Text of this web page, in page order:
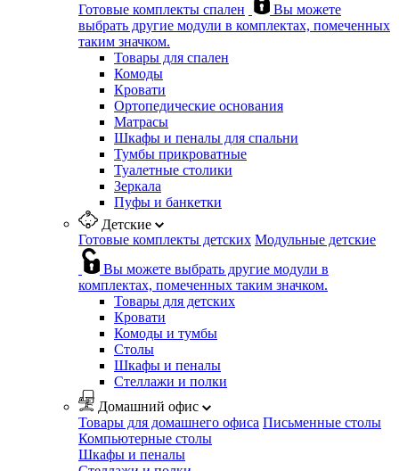
Готовые комплекты спален
Вы можете
выбрать другие модули в комплектах, помеченных
таким значком.
Товары для спален
Комоды
Кровати
Ортопедические основания
Матрасы
Шкафы и пеналы для спальни
Тумбы прикроватные
Туалетные столики
Зеркала
Пуфы и банкетки
Детские
Готовые комплекты детских Модульные детские
Вы можете выбрать другие модули в
комплектах, помеченных таким значком.
Товары для детских
Кровати
Комоды и тумбы
Столы
Шкафы и пеналы
Стеллажи и полки
Домашний офис
Товары для домашнего офиса Письменные столы
Компьютерные столы
Шкафы и пеналы